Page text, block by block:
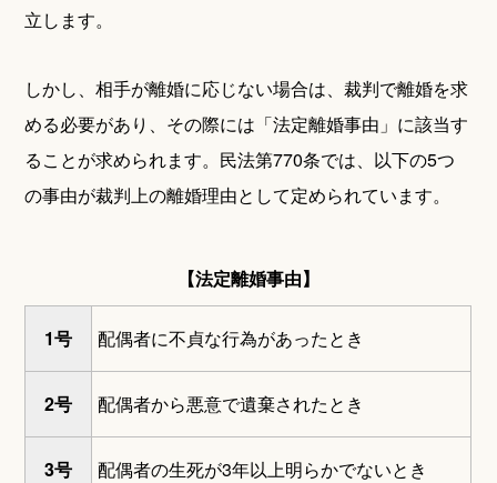
立します。
しかし、相手が離婚に応じない場合は、裁判で離婚を求
める必要があり、その際には「法定離婚事由」に該当す
ることが求められます。民法第770条では、以下の5つ
の事由が裁判上の離婚理由として定められています。
【法定離婚事由】
1号 配偶者に不貞な行為があったとき
2号 配偶者から悪意で遺棄されたとき
3号 配偶者の生死が3年以上明らかでないとき